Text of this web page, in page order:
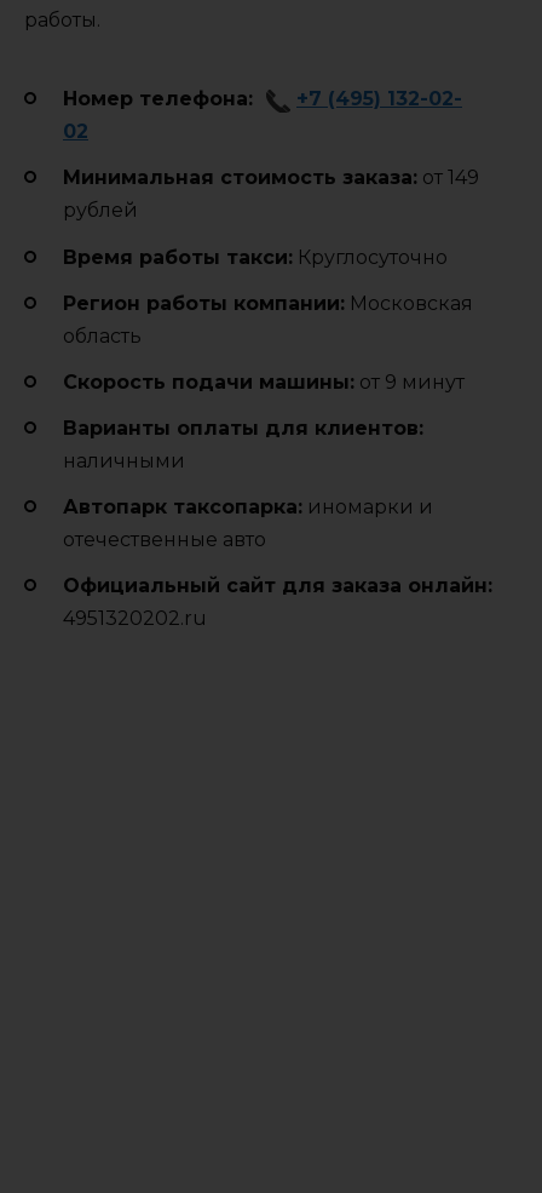
работы.
Номер телефона:
+7 (495) 132-02-
02
Минимальная стоимость заказа: от 149
рублей
Время работы такси: Круглосуточно
Регион работы компании: Московская
область
Cкорость подачи машины: от 9 минут
Варианты оплаты для клиентов:
наличными
Автопарк таксопарка: иномарки и
отечественные авто
Официальный сайт для заказа онлайн:
4951320202.ru